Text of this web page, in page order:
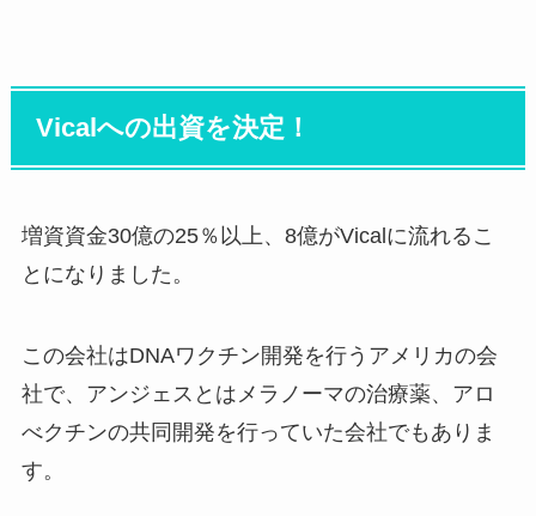
Vicalへの出資を決定！
増資資金30億の25％以上、8億がVicalに流れるこ
とになりました。
この会社はDNAワクチン開発を行うアメリカの会
社で、アンジェスとはメラノーマの治療薬、アロ
べクチンの共同開発を行っていた会社でもありま
す。